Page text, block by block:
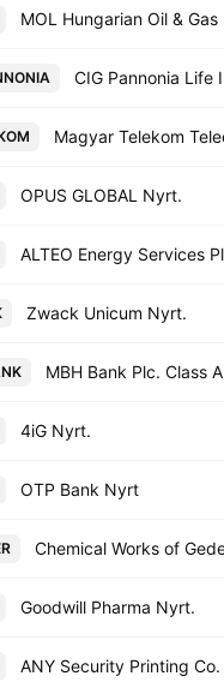
OPUS GLOBAL Nyrt.
Zwack Unicum Nyrt.
MBH Bank Plc. Class A
4iG Nyrt.
OTP Bank Nyrt
Goodwill Pharma Nyrt.